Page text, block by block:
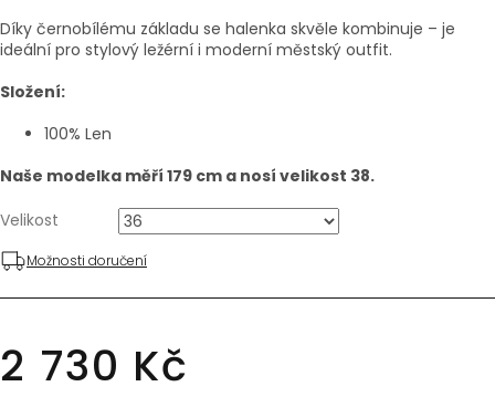
2 730 Kč
Velikost
Možnosti doručení
Díky černobílému základu se halenka skvěle kombinuje – je
ideální pro stylový ležérní i moderní městský outfit.
Složení:
100% Len
Naše modelka měří 179 cm a nosí velikost 38.